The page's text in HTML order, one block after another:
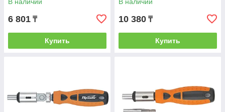
6 801 ₸
Купить
10 380 ₸
Купить